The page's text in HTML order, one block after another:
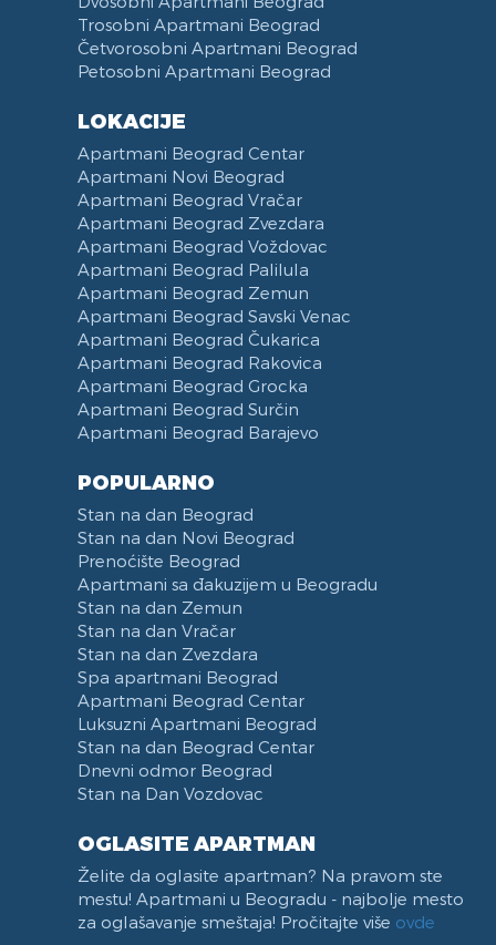
Fen za Kosu
Papuče
Bade Mantil
Toalet Papir
Sredstva za Čišćenje
Posteljina
Peškiri
Zabranjeno pušenje
Kategorizovan
Vaučeri
Telefon
Kuhinja u sklopu Dnevnog Boravka
Trpezarija
Trpezarijski Sto i Stolice
Aspirator
Posudje i Escajg
Pancevacki most
Ulica Visokog Stevana
Mostarska petlja
Beogradski Sajam
Yu biznis centar
Ulica Španskih boraca
Naselje West 365
Filmski grad
Karadjordjev park
KBC Zemun
Institut za majku i dete
Hram Svetog Save
Ulica Kneginje Zorke
Sportski centar 11 April
Opština Novi Beograd
Dunavski kej
Hotel Jugoslavija
Stari Merkator
Stari Merkator Novi Beograd
Delta City
Bulevar Zorana Djindjica
Tosin bunar
Park Tašmajdan
Pozeska ulica
Trg Republike
Naselje Belvil
Apartmani u blizini Surčina
Trosobni Apartmani Beograd
Četvorosobni Apartmani Beograd
Petosobni Apartmani Beograd
LOKACIJE
Apartmani Beograd Centar
Apartmani Novi Beograd
Apartmani Beograd Vračar
Apartmani Beograd Zvezdara
Apartmani Beograd Voždovac
Apartmani Beograd Palilula
Apartmani Beograd Zemun
Apartmani Beograd Savski Venac
Apartmani Beograd Čukarica
Apartmani Beograd Rakovica
Apartmani Beograd Grocka
Apartmani Beograd Surčin
Apartmani Beograd Barajevo
POPULARNO
Stan na dan Beograd
Stan na dan Novi Beograd
Prenoćište Beograd
Apartmani sa đakuzijem u Beogradu
Stan na dan Zemun
Stan na dan Vračar
Stan na dan Zvezdara
Spa apartmani Beograd
Apartmani Beograd Centar
Luksuzni Apartmani Beograd
Stan na dan Beograd Centar
Dnevni odmor Beograd
Stan na Dan Vozdovac
OGLASITE APARTMAN
Želite da oglasite apartman? Na pravom ste
mestu! Apartmani u Beogradu - najbolje mesto
za oglašavanje smeštaja! Pročitajte više ovde